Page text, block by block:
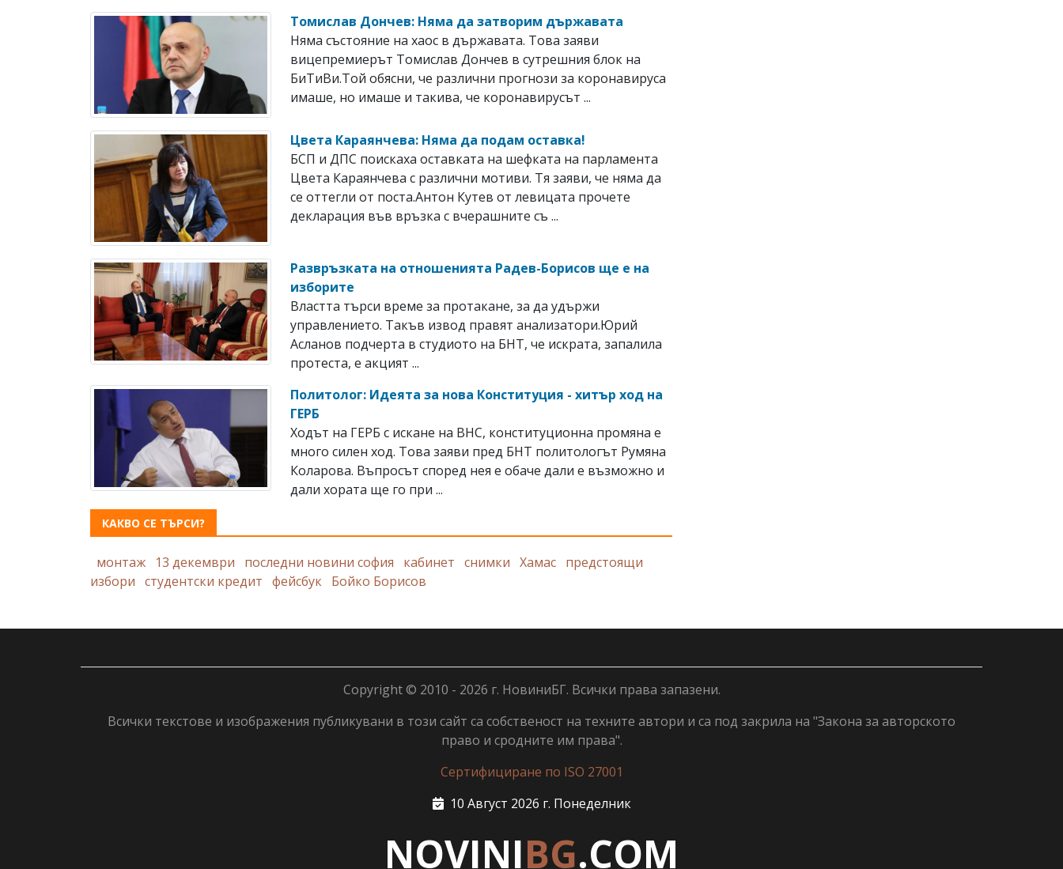
Томислав Дончев: Няма да затворим държавата
Няма състояние на хаос в държавата. Toва заяви
вицепремиерът Томислав Дончев в сутрешния блок на
БиТиВи.Той обясни, че различни прогнози за коронавируса
имаше, но имаше и такива, че коронавирусът ...
Цвета Караянчева: Няма да подам оставка!
БСП и ДПС поискаха оставката на шефката на парламента
Цвета Караянчева с различни мотиви. Тя заяви, че няма да
се оттегли от поста.Антон Кутев от левицата прочете
декларация във връзка с вчерашните съ ...
Развръзката на отношенията Радев-Борисов ще е на
изборите
Властта търси време за протакане, за да удържи
управлението. Такъв извод правят анализатори.Юрий
Асланов подчерта в студиото на БНТ, че искрата, запалила
протеста, е акцият ...
Политолог: Идеята за нова Конституция - хитър ход на
ГЕРБ
Ходът на ГЕРБ с искане на ВНС, конституционна промяна е
много силен ход. Това заяви пред БНТ политологът Румяна
Коларова. Въпросът според нея е обаче дали е възможно и
дали хората ще го при ...
КАКВО СЕ ТЪРСИ?
монтаж 13 декември последни новини софия кабинет снимки Хамас предстоящи
избори студентски кредит фейсбук Бойко Борисов
Copyright © 2010 - 2026 г. НовиниБГ. Всички права запазени.
Всички текстове и изображения публикувани в този сайт са собственост на техните автори и са под закрила на "Закона за авторското
право и сродните им права".
Сертифициране по ISO 27001
10 Август 2026 г. Понеделник
NOVINIBG.COM